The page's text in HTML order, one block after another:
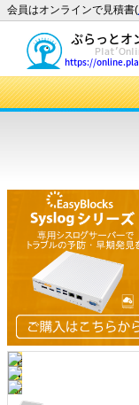
会員はオンラインで見積書(